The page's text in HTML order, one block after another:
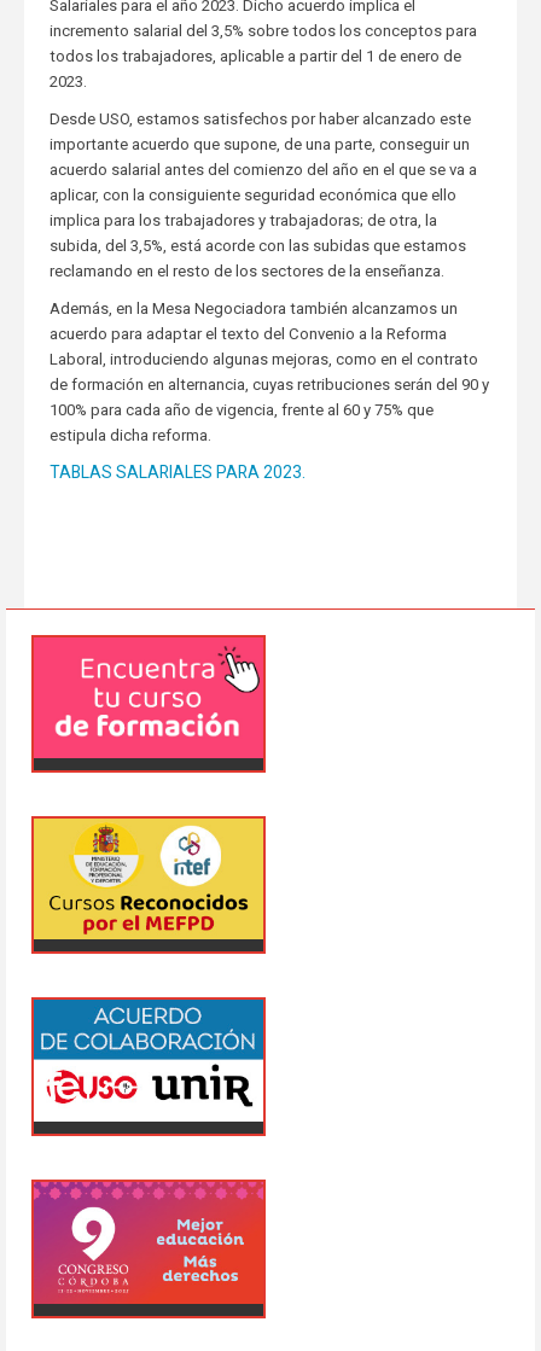
Salariales para el año 2023. Dicho acuerdo implica el
incremento salarial del 3,5% sobre todos los conceptos para
todos los trabajadores, aplicable a partir del 1 de enero de
2023.
Desde USO, estamos satisfechos por haber alcanzado este
importante acuerdo que supone, de una parte, conseguir un
acuerdo salarial antes del comienzo del año en el que se va a
aplicar, con la consiguiente seguridad económica que ello
implica para los trabajadores y trabajadoras; de otra, la
subida, del 3,5%, está acorde con las subidas que estamos
reclamando en el resto de los sectores de la enseñanza.
Además, en la Mesa Negociadora también alcanzamos un
acuerdo para adaptar el texto del Convenio a la Reforma
Laboral, introduciendo algunas mejoras, como en el contrato
de formación en alternancia, cuyas retribuciones serán del 90 y
100% para cada año de vigencia, frente al 60 y 75% que
estipula dicha reforma.
TABLAS SALARIALES PARA 2023.